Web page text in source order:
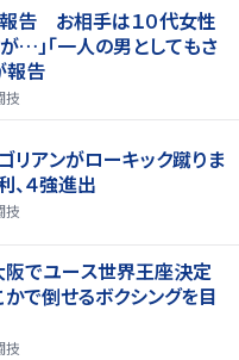
告 お相手は１０代女性
…」「一人の男としてもさ
報告
技
リアンがローキック蹴りま
、４強進出
技
阪でユース世界王座決定
で倒せるボクシングを目
技